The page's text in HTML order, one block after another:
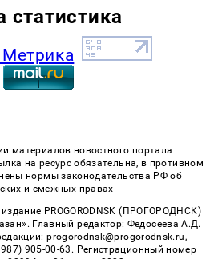
статистика
материалов новостного портала
на ресурс обязательна, в противном
нормы законодательства РФ об
и смежных правах
PROGORODNSK (ПРОГОРОДНСК)
Главный редактор: Федосеева А.Д.
progorodnsk@progorodnsk.ru,
905-00-63. Регистрационный номер